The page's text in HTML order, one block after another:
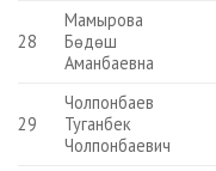
28
Мамырова
Бөдөш
Аманбаевна
29
Чолпонбаев
Туганбек
Чолпонбаевич